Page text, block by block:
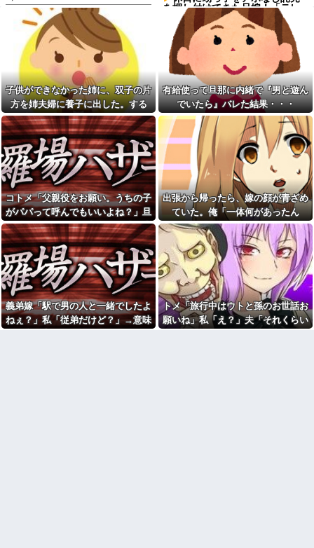
【卑怯な女】 いつも弱そうな
相手をイビる同期S「おい、聞け
よコラ！」地味な私「あ？相手
選んでデカい事言ってんじゃね
えよ」S「え…」→予想外の反...
シャウエッセン公式、またこ
ういうのでいい丼をポスト
ダイアンのじゃない方がユー
スケさんになってしまっている
という事実←これ
【画像】令和最新版の剛力彩
芽、ワイらにブッ刺さりまくり
と話題にw w w w w w w w w w
w w w
【動画】手術中に熊本地震直
撃やばすぎる
【衝撃】若い女の子からする
「甘い匂い」の正体、まさか分
からないDTなんておらんよな？
よな？w w w w w w w w w w w
休日に甥っ子をアポなし託児
を押し付けてきた兄嫁！「テレ
ビでも見せといてw」と言うので
『Gガンダム』を一気見させた結
果……甥っ子が重度の中二病...
私「妊娠しました」義兄嫁
「その子は私が育てる！」→義
妹の子を育ててきた私にまさか
の要求をしてきて…
を押し付けてきた兄嫁！「テレ
ビでも見せといてw」と言うので
『Gガンダム』を一気見させた結
果……甥っ子が重度の中二病を
発症して家で大暴れｗｗ
子供ができなかった姉に、双
子の片方を姉夫婦に養子に出し
た。すると、養子に出した子が
すごく礼儀正しくてビックリ
人気YouTuberさん、動画内で
最悪の秘密がバレて終わ
る・・・他
生活保護の相談に行ったら、
愛猫を手放さないと無理と言わ
れた。子どものような存在だか
ら手放すのは絶対に考えられな
い・・・
【悔しい】トメ「嫁子のお父
さんそんなに頑張ってるのにボ
ーナスが減ったり大変ねぇ」私
の自慢の父をバカにし始めた→
【結婚式当日に】義妹の不倫
を暴露した私。でも旦那が援助
したいと言い出して…ｗｗｗ
彼の母親と初めて食事した時
に彼母が「私ちゃんは結婚した
ら仕事辞める予定なんですって
ね」と言ってきた
「今思えばなんであんなに夢
中になったんやろ…」と思うコ
子供ができなかった姉に、双子の片
方を姉夫婦に養子に出した。する
と、養子に出した子がすごく礼儀正
しくてビックリ
有給使って旦那に内緒で『男と遊ん
でいたら』バレた結果・・・
コトメ「父親役をお願い。うちの子
がパパって呼んでもいいよね？」旦
那「それは無理」→断った途端に大
騒ぎになり…
出張から帰ったら、嫁の顔が青ざめ
ていた。俺「一体何があったん
だ？」嫁「…」→子供たちに話を聞
くと…
義弟嫁「駅で男の人と一緒でしたよ
ねぇ？」私「従弟だけど？」→意味
トメ「旅行中はウトと孫のお世話お
願いね」私「え？」夫「それくらい